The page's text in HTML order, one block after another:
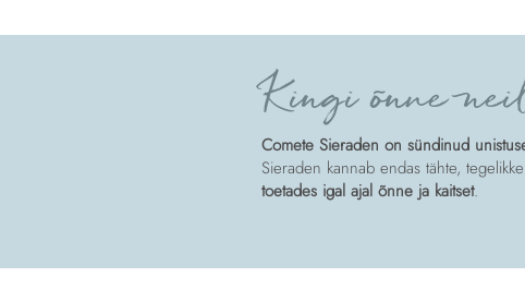
Kingi õnne
Comete Sieraden on sündinud
Sieraden kannab endas tähte,
toetades igal ajal õnne ja kaitset.